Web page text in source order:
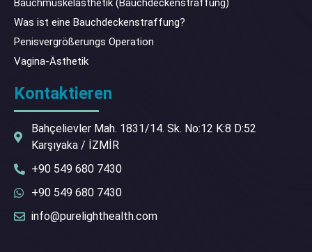
Bauchmuskelästhetik (Bauchdeckenstraffung)
Was ist eine Bauchdeckenstraffung?
Penisvergrößerungs Operation
Vagina-Ästhetik
Kontaktieren
Bahçelievler Mah. 1831/14. Sk. No:12 K:8 D:52
Karşıyaka / İZMİR
+90 549 680 7430
+90 549 680 7430
info@purelighthealth.com